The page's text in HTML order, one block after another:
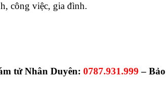
công việc, gia đình.
tử Nhân Duyên: 0787.931.999–